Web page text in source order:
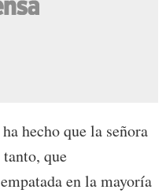
hecho que la señora
que
en la mayoría